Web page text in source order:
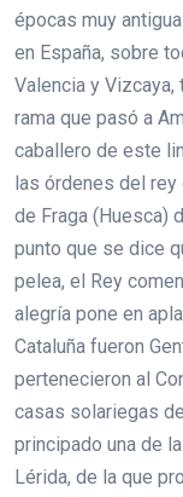
épocas muy
en España, sobre
Valencia y Vizcaya,
rama que pasó a
caballero de este
las órdenes del rey
de Fraga (Huesca)
punto que se dice
pelea, el Rey
alegría pone en
Cataluña fueron
pertenecieron al
casas solariegas
principado una de
Lérida, de la que